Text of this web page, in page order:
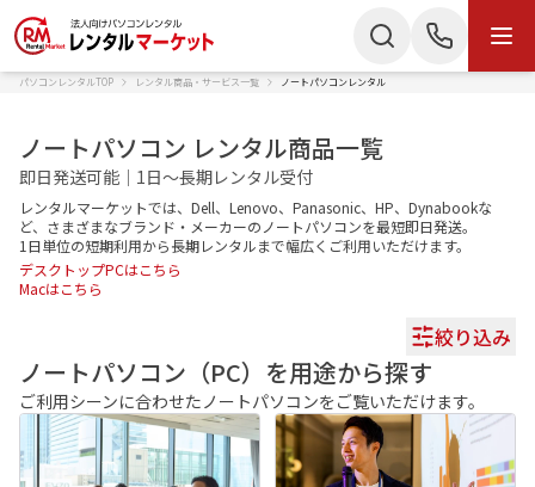
商品カテゴリー
ノートパソコン Mac
デスクトップPC
スターリンク 液晶ディスプレイ
スマートフォン プリンター
050-3135-2199
受付時間 9：00〜17：30（土日祝休）
Webでのお問い合わせ
かんたん見積もり
パソコンレンタルTOP レンタル商品・サービス一覧 ノートパソコンレンタル
ノートパソコン レンタル商品一覧
即日発送可能｜1日～長期レンタル受付
レンタルマーケットでは、Dell、Lenovo、Panasonic、HP、Dynabookな
ど、さまざまなブランド・メーカーのノートパソコンを最短即日発送。
1日単位の短期利用から長期レンタルまで幅広くご利用いただけます。
デスクトップPCはこちら
Macはこちら
絞り込み
ノートパソコン（PC）を用途から探す
ご利用シーンに合わせたノートパソコンをご覧いただけます。